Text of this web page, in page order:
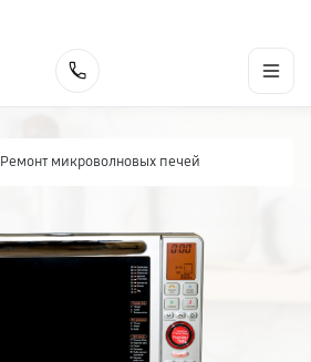
Ремонт микроволновых печей